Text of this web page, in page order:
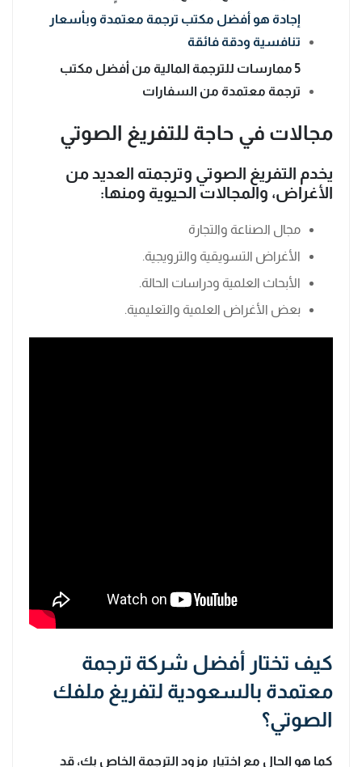
إجادة هو أفضل مكتب ترجمة معتمدة وبأسعار
تنافسية ودقة فائقة
5 ممارسات للترجمة المالية من أفضل مكتب
ترجمة معتمدة من السفارات
مجالات في حاجة للتفريغ الصوتي
يخدم التفريغ الصوتي وترجمته العديد من
الأغراض، والمجالات الحيوية ومنها:
مجال الصناعة والتجارة
الأغراض التسويقية والترويجية.
الأبحاث العلمية ودراسات الحالة.
بعض الأغراض العلمية والتعليمية.
كيف تختار أفضل شركة ترجمة
معتمدة بالسعودية لتفريغ ملفك
الصوتي؟
كما هو الحال مع اختيار مزود الترجمة الخاص بك، قد